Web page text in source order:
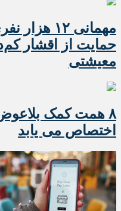
مهمانی ۱۲
حمایت از اقشار
معیشتی
۸ همت کمک
اختصاص می یابد